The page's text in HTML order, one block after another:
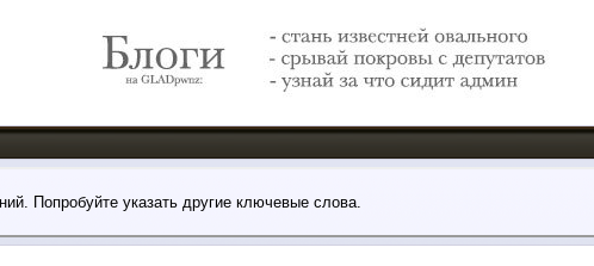
Попробуйте указать другие ключевые слова.